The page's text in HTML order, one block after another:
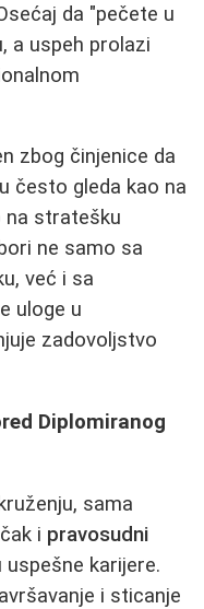
da "pečete u
a uspeh prolazi
zbog činjenice da
često gleda kao na
na stratešku
ne samo sa
već i sa
uloge u
zadovoljstvo
Diplomiranog
sama
i pravosudni
karijere.
i sticanje